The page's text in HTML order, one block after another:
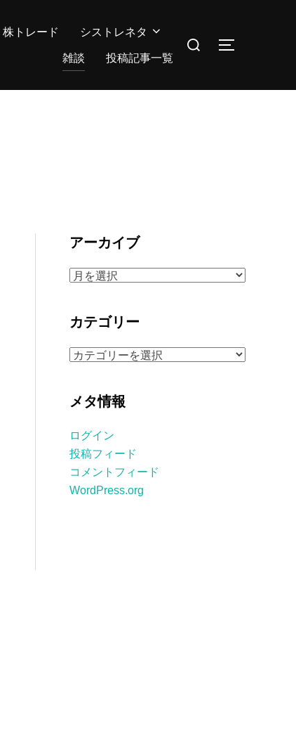
株トレード
シストレネタ
雑談
投稿記事一覧
検
サイドバー
アーカイブ
ア
イ
ブ
カテゴリー
カ
リ
メタ情報
ログイン
投稿フィード
コメントフィード
WordPress.org